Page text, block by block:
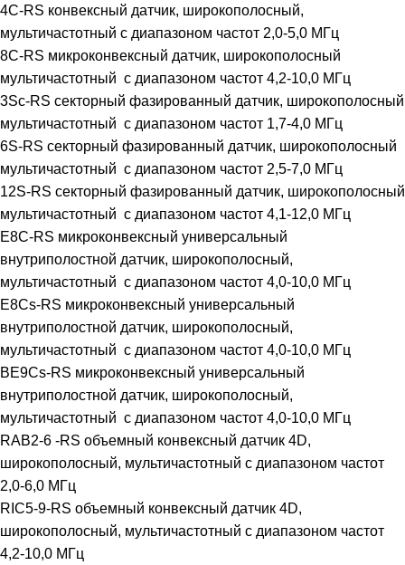
4C-RS конвексный датчик, широкополосный,
мультичастотный с диапазоном частот 2,0-5,0 МГц
8C-RS микроконвексный датчик, широкополосный
мультичастотный с диапазоном частот 4,2-10,0 МГц
3Sc-RS секторный фазированный датчик, широкополосный
мультичастотный с диапазоном частот 1,7-4,0 МГц
6S-RS секторный фазированный датчик, широкополосный
мультичастотный с диапазоном частот 2,5-7,0 МГц
12S-RS секторный фазированный датчик, широкополосный
мультичастотный с диапазоном частот 4,1-12,0 МГц
E8C-RS микроконвексный универсальный
внутриполостной датчик, широкополосный,
мультичастотный с диапазоном частот 4,0-10,0 МГц
E8Cs-RS микроконвексный универсальный
внутриполостной датчик, широкополосный,
мультичастотный с диапазоном частот 4,0-10,0 МГц
BE9Cs-RS микроконвексный универсальный
внутриполостной датчик, широкополосный,
мультичастотный с диапазоном частот 4,0-10,0 МГц
RAB2-6 -RS объемный конвексный датчик 4D,
широкополосный, мультичастотный с диапазоном частот
2,0-6,0 МГц
RIC5-9-RS объемный конвексный датчик 4D,
широкополосный, мультичастотный с диапазоном частот
4,2-10,0 МГц